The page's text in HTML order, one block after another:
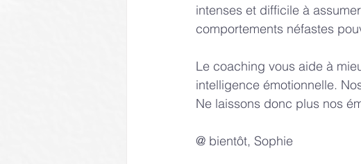
intenses et difficile à
comportements néfastes
Le coaching vous aide à
intelligence émotionnelle.
Ne laissons donc plus nos
@ bientôt, Sophie